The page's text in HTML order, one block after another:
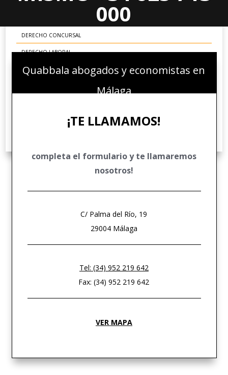
DERECHO CIVIL
DERECHO CONCURSAL
DERECHO LABORAL
DERECHO ADMINISTRATIVO
DERECHO FINANCIERO Y TRIBUTARIO
DERECHO COMUNITARIO EUROPEO E INTERNACIONAL
000
Quabbala abogados y economistas en
Málaga
¡TE LLAMAMOS!
completa el formulario y te llamaremos
nosotros!
C/ Palma del Río, 19
29004 Málaga
Tel: (34) 952 219 642
Fax: (34) 952 219 642
VER MAPA